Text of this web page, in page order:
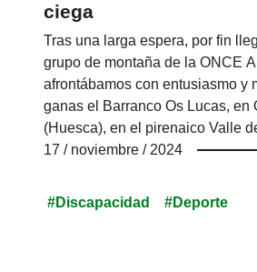
ciega
Tras una larga espera, por fin
grupo de montaña de la ONCE
afrontábamos con entusiasmo y
ganas el Barranco Os Lucas, en
(Huesca), en el pirenaico Valle
hacía tiempo nos hacía mucha
coyunturales o por
terminábamos de organizarla. Al
17 / noviembre / 2024
#Discapacidad #Deporte